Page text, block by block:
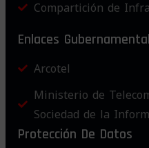
Compartición de
Enlaces
Arcotel
Ministerio de
Sociedad de la
Protección De Datos